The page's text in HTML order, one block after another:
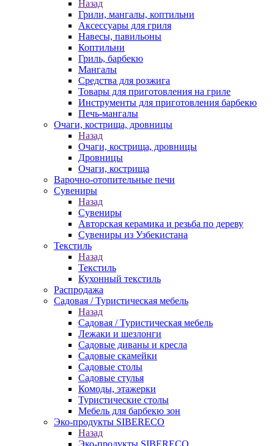
Назад
Грили, мангалы, коптильни
Аксессуары для гриля
Навесы, павильоны
Коптильни
Гриль, барбекю
Мангалы
Средства для розжига
Товары для приготовления на гриле
Инструменты для приготовления барбекю
Печь-мангалы
Очаги, кострища, дровницы
Назад
Очаги, кострища, дровницы
Дровницы
Очаги, кострища
Варочно-отопительные печи
Сувениры
Назад
Сувениры
Авторская керамика и резьба по дереву
Сувениры из Узбекистана
Текстиль
Назад
Текстиль
Кухонный текстиль
Распродажа
Садовая / Туристическая мебель
Назад
Садовая / Туристическая мебель
Лежаки и шезлонги
Садовые диваны и кресла
Садовые скамейки
Садовые столы
Садовые стулья
Комоды, этажерки
Туристические столы
Мебель для барбекю зон
Эко-продукты SIBERECO
Назад
Эко-продукты SIBERECO